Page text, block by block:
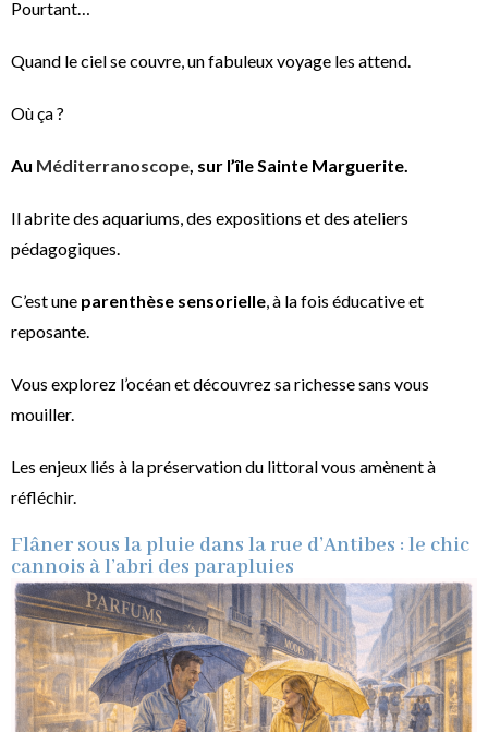
Pourtant…
Quand le ciel se couvre, un fabuleux voyage les attend.
Où ça ?
Au Méditerranoscope, sur l’île Sainte Marguerite.
Il abrite des aquariums, des expositions et des ateliers
pédagogiques.
C’est une parenthèse sensorielle, à la fois éducative et
reposante.
Vous explorez l’océan et découvrez sa richesse sans vous
mouiller.
Les enjeux liés à la préservation du littoral vous amènent à
réfléchir.
Flâner sous la pluie dans la rue d’Antibes : le chic
cannois à l’abri des parapluies